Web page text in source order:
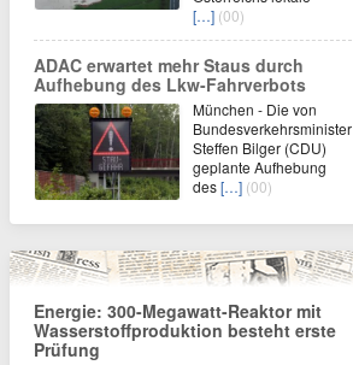
[…] (00)
ADAC erwartet mehr Staus durch
Aufhebung des Lkw-Fahrverbots
München - Die von
Bundesverkehrsminister
Steffen Bilger (CDU)
geplante Aufhebung
des[…] (00)
Energie: 300-Megawatt-Reaktor mit
Wasserstoffproduktion besteht erste
Prüfung